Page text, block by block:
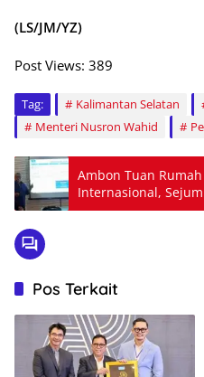
(LS/JM/YZ)
Post Views: 389
Tag: Kalimantan Selatan
Menteri Nusron Wahid
Ambon Tuan
Internasional,
Pos Terkait